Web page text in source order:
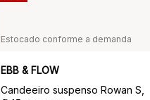
Estocado conforme a demanda
EBB & FLOW
Candeeiro suspenso Rowan S,